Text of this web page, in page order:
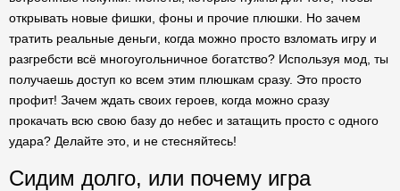
открывать новые фишки, фоны и прочие плюшки. Но зачем
тратить реальные деньги, когда можно просто взломать игру и
разгребсти всё многоугольничное богатство? Используя мод, ты
получаешь доступ ко всем этим плюшкам сразу. Это просто
профит! Зачем ждать своих героев, когда можно сразу
прокачать всю свою базу до небес и затащить просто с одного
удара? Делайте это, и не стесняйтесь!
Сидим долго, или почему игра